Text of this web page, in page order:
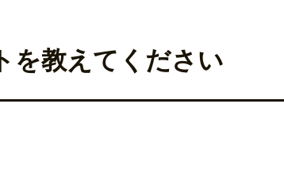
を教えてください